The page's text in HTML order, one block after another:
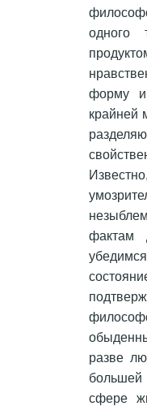
одного
форму и
крайней
фактам
разве
большей
сфере